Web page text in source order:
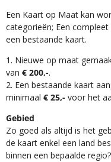
Een Kaart op Maat kan
categorieën; Een
een bestaande kaart.
1. Nieuwe op maat
van € 200,-.
2. Een bestaande kaart
minimaal € 25,- voor het
Gebied
Zo goed als altijd is het
de kaart enkel een land
binnen een bepaalde